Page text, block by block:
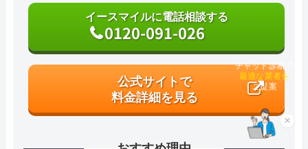
イースマイルに電話相談する
0120-091-026
公式サイトで
料金詳細を見る
×
チャット診断で
最適な業者を
ご提案